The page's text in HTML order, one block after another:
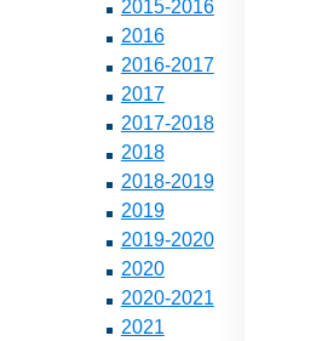
2015-2016
2016
2016-2017
2017
2017-2018
2018
2018-2019
2019
2019-2020
2020
2020-2021
2021